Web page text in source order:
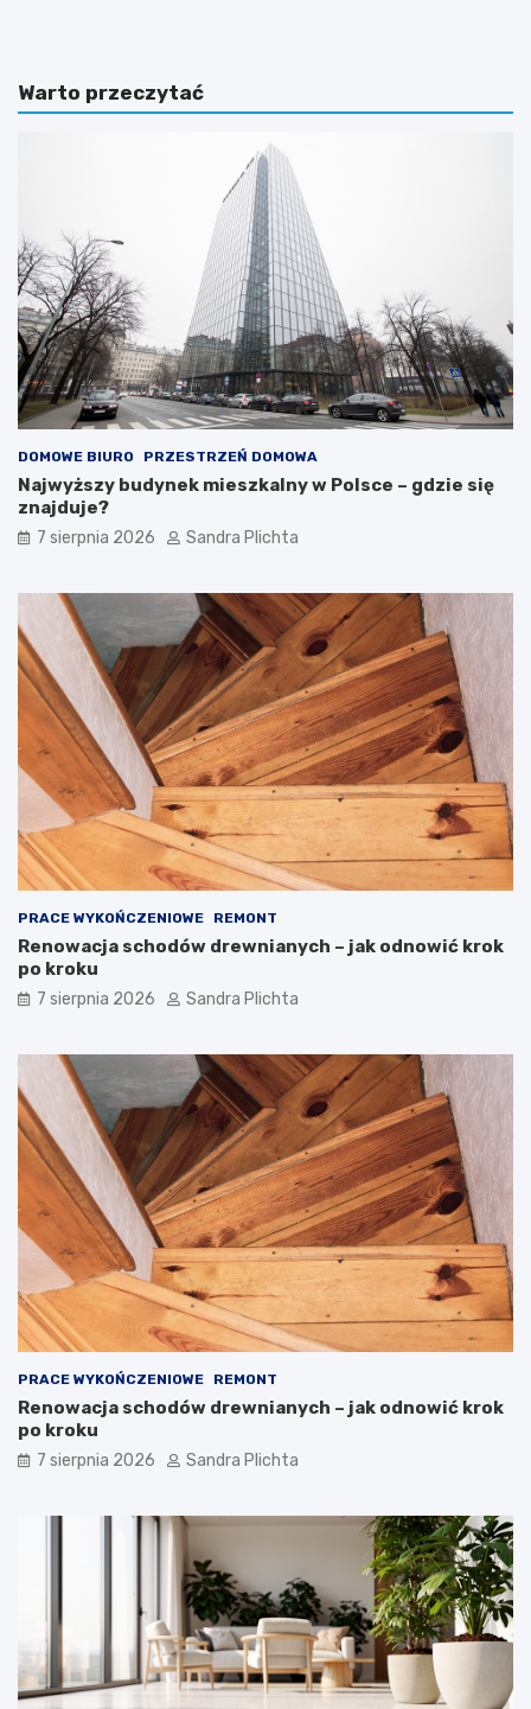
t
y
r
k
o
w
y
m
:
J
a
k
s
t
w
o
z
ć
w
n
t
r
z
d
u
s
ą
l
n
y
l
u
H
a
m
p
t
o
n
–
d
l
a
z
g
o
w
r
t
o
m
i
e
?
Warto przeczytać
DOMOWE BIURO PRZESTRZEŃ DOMOWA
Najwyższy budynek mieszkalny w Polsce – gdzie się
znajduje?
7 sierpnia 2026 Sandra Plichta
PRACE WYKOŃCZENIOWE REMONT
Renowacja schodów drewnianych – jak odnowić krok
po kroku
7 sierpnia 2026 Sandra Plichta
PRACE WYKOŃCZENIOWE REMONT
Renowacja schodów drewnianych – jak odnowić krok
po kroku
7 sierpnia 2026 Sandra Plichta